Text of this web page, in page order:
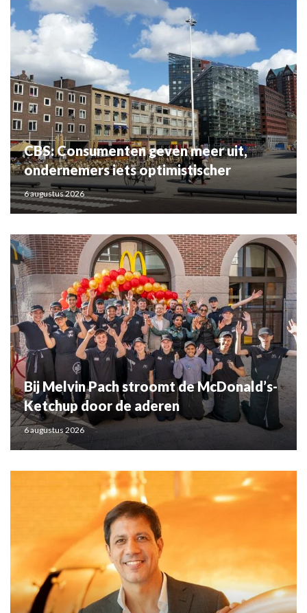
CBS: Consumenten geven meer uit,
ondernemers iets optimistischer
6 augustus 2026
Bij Melvin Pach stroomt de McDonald’s-
Ketchup door de aderen
6 augustus 2026